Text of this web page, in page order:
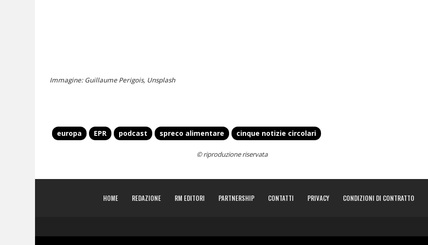
Immagine: Guillaume Perigois, Unsplash
europa EPR podcast spreco alimentare cinque notizie circolari
© riproduzione riservata
HOME REDAZIONE RM EDITORI PARTNERSHIP CONTATTI PRIVACY CONDIZIONI DI CONTRATTO